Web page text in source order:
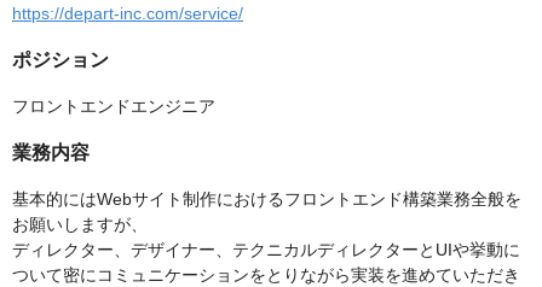
https://depart-inc.com/service/
ポジション
フロントエンドエンジニア
業務内容
基本的にはWebサイト制作におけるフロントエンド構築業務全般を
お願いしますが、
ディレクター、デザイナー、テクニカルディレクターとUIや挙動に
ついて密にコミュニケーションをとりながら実装を進めていただき